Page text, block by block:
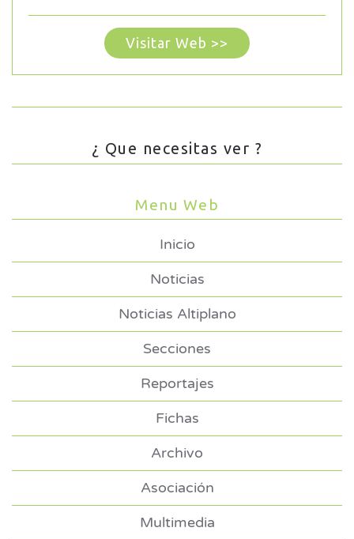
Visitar Web >>
¿ Que necesitas ver ?
Menu Web
Inicio
Noticias
Noticias Altiplano
Secciones
Reportajes
Fichas
Archivo
Asociación
Multimedia